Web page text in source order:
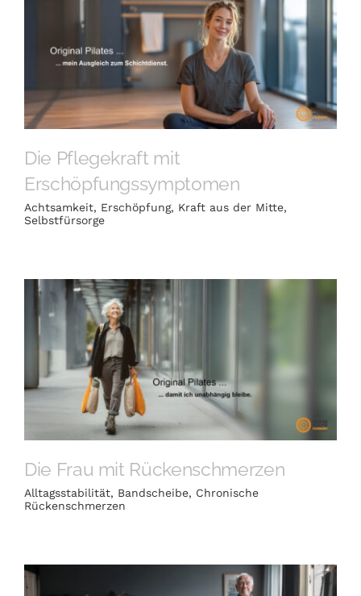
Die Pflegekraft mit
Erschöpfungssymptomen
Achtsamkeit, Erschöpfung, Kraft aus der Mitte,
Selbstfürsorge
Die Frau mit Rückenschmerzen
Alltagsstabilität, Bandscheibe, Chronische
Rückenschmerzen